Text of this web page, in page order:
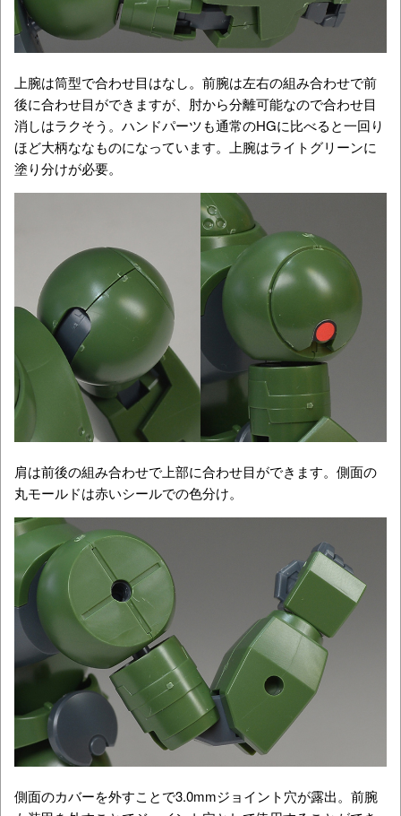
上腕は筒型で合わせ目はなし。前腕は左右の組み合わせで前
後に合わせ目ができますが、肘から分離可能なので合わせ目
消しはラクそう。ハンドパーツも通常のHGに比べると一回り
ほど大柄ななものになっています。上腕はライトグリーンに
塗り分けが必要。
肩は前後の組み合わせで上部に合わせ目ができます。側面の
丸モールドは赤いシールでの色分け。
側面のカバーを外すことで3.0mmジョイント穴が露出。前腕